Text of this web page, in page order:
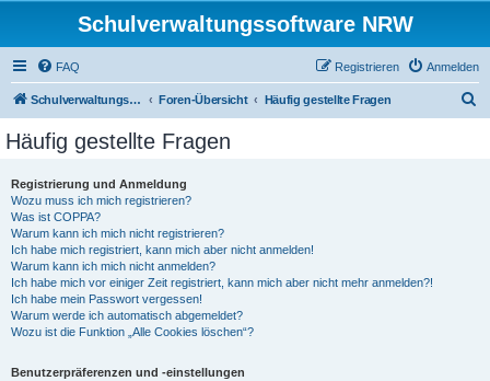
Schulverwaltungssoftware NRW
FAQ Anmelden
Registrieren
Schulverwaltungssoftware NRW Foren-Übersicht Häufig gestellte Fragen
Häufig gestellte Fragen
Registrierung und Anmeldung
Wozu muss ich mich registrieren?
Was ist COPPA?
Warum kann ich mich nicht registrieren?
Ich habe mich registriert, kann mich aber nicht anmelden!
Warum kann ich mich nicht anmelden?
Ich habe mich vor einiger Zeit registriert, kann mich aber nicht mehr anmelden?!
Ich habe mein Passwort vergessen!
Warum werde ich automatisch abgemeldet?
Wozu ist die Funktion „Alle Cookies löschen“?
Benutzerpräferenzen und -einstellungen